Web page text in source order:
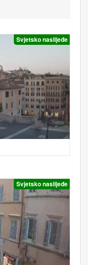
Svjetsko naslijeđe
Svjetsko naslijeđe